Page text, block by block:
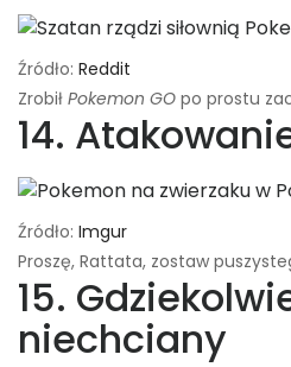
Źródło: Reddit
Zrobił Pokemon GO po prostu
14.
Źródło: Imgur
Proszę, Rattata, zostaw
15.
niechciany